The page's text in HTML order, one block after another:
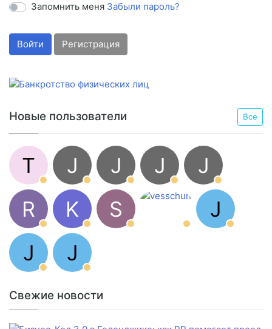
Запомнить меня Забыли пароль?
Войти Регистрация
Новые пользователи Все
T J J J
J
R
K S
J
J
J
Свежие новости